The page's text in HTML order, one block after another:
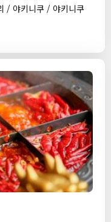
/ 야키니쿠 / 야키니쿠